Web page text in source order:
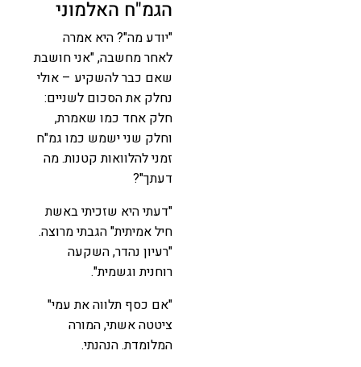
הגמ"ח האלמוני
"יודע מה"? היא אמרה
לאחר מחשבה, "אני חושבת
שאם כבר להשקיע – אולי
נחלק את הסכום לשניים:
חלק אחד כמו שאמרת,
וחלק שני ישמש כמו גמ"ח
זמני להלוואות קטנות. מה
דעתך"?
"דעתי היא שזכיתי באשת
חיל אמיתית" הגבתי מרוצה.
"רעיון נהדר, השקעה
רוחנית וגשמית".
"אם כסף תלווה את עמי"
ציטטה אשתי, המורה
המלומדת. הנהנתי.